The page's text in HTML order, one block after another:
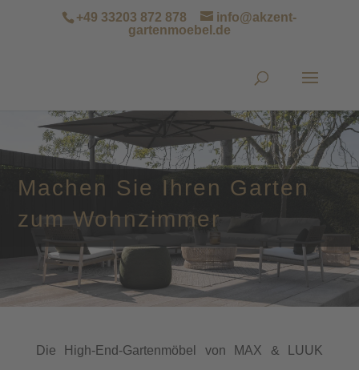
+49 33203 872 878
info@akzent-
gartenmoebel.de
Machen Sie Ihren Garten
zum Wohnzimmer
Die High-End-Gartenmöbel von MAX & LUUK